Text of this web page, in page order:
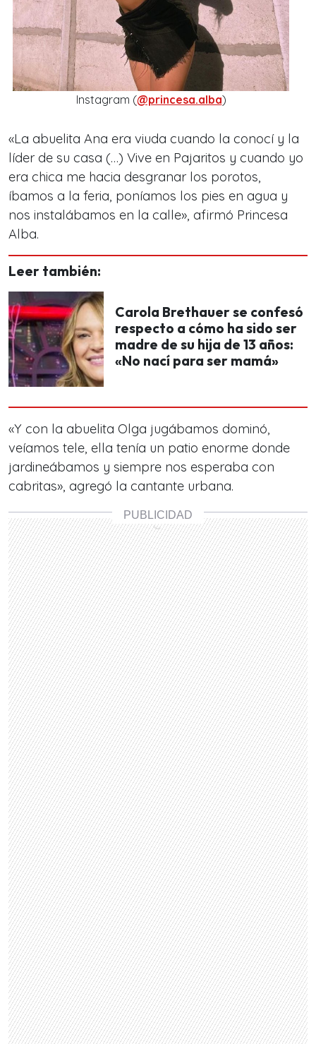
Instagram (@princesa.alba)
«La abuelita Ana era viuda cuando la conocí y la
líder de su casa (…) Vive en Pajaritos y cuando yo
era chica me hacia desgranar los porotos,
íbamos a la feria, poníamos los pies en agua y
nos instalábamos en la calle», afirmó Princesa
Alba.
Leer también:
Carola Brethauer se confesó
respecto a cómo ha sido ser
madre de su hija de 13 años:
«No nací para ser mamá»
«Y con la abuelita Olga jugábamos dominó,
veíamos tele, ella tenía un patio enorme donde
jardineábamos y siempre nos esperaba con
cabritas», agregó la cantante urbana.